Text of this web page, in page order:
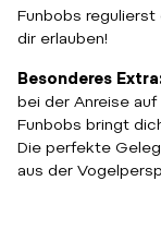
Funbobs
dir erlauben!
Besonderes
bei der Anreise
Funbobs bringt
Die perfekte
aus der